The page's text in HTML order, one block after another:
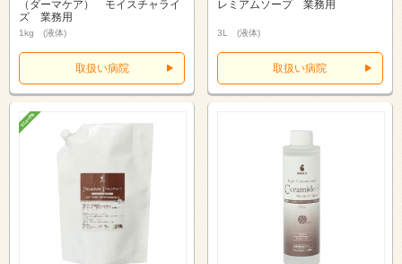
（ダーマケア） モイスチャライ
ズ 業務用
1kg (液体)
取扱い病院
レミアムソープ 業務用
3L (液体)
取扱い病院